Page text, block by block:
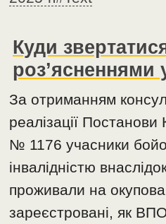
Куди
роз’ясненнями
За отриманням
реалізації
№ 1176 учасники
інвалідністю
проживали на
зареєстровані, як